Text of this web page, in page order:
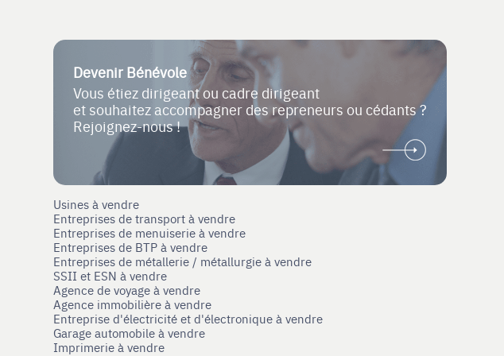
Devenir Bénévole
Vous étiez dirigeant ou cadre dirigeant
et souhaitez accompagner des repreneurs ou cédants ?
Rejoignez-nous !
Usines à vendre
Entreprises de transport à vendre
Entreprises de menuiserie à vendre
Entreprises de BTP à vendre
Entreprises de métallerie / métallurgie à vendre
SSII et ESN à vendre
Agence de voyage à vendre
Agence immobilière à vendre
Entreprise d'électricité et d'électronique à vendre
Garage automobile à vendre
Imprimerie à vendre